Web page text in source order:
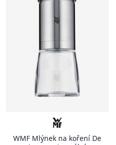
WMF Mlýnek na koření De